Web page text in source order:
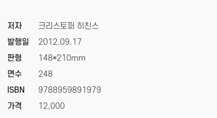
저자
발행일
판형
면수
ISBN
가격
크리스토퍼 히친스
2012.09.17
148*210mm
248
9788959891979
12,000